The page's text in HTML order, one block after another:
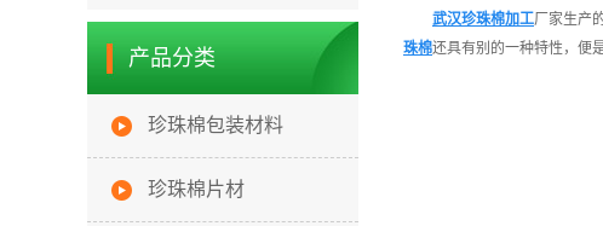
产品分类
珍珠棉包装材料
珍珠棉片材
武汉珍珠棉加工厂家生产
珠棉还具有别的一种特性，便